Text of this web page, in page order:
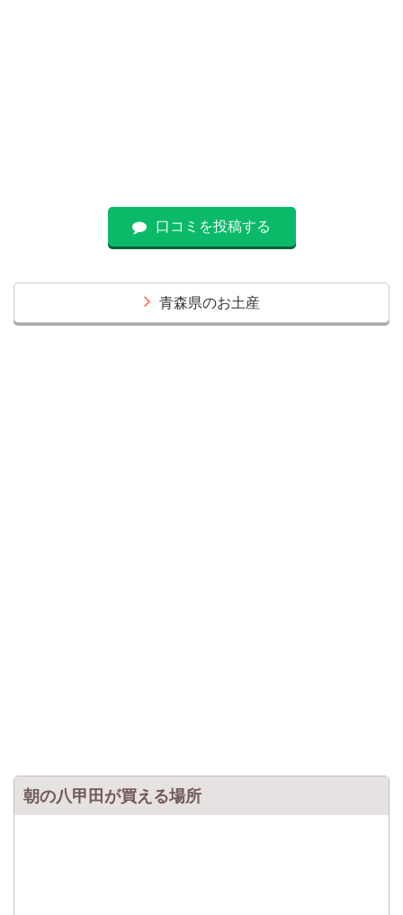
口コミを投稿する
青森県のお土産
朝の八甲田が買える場所